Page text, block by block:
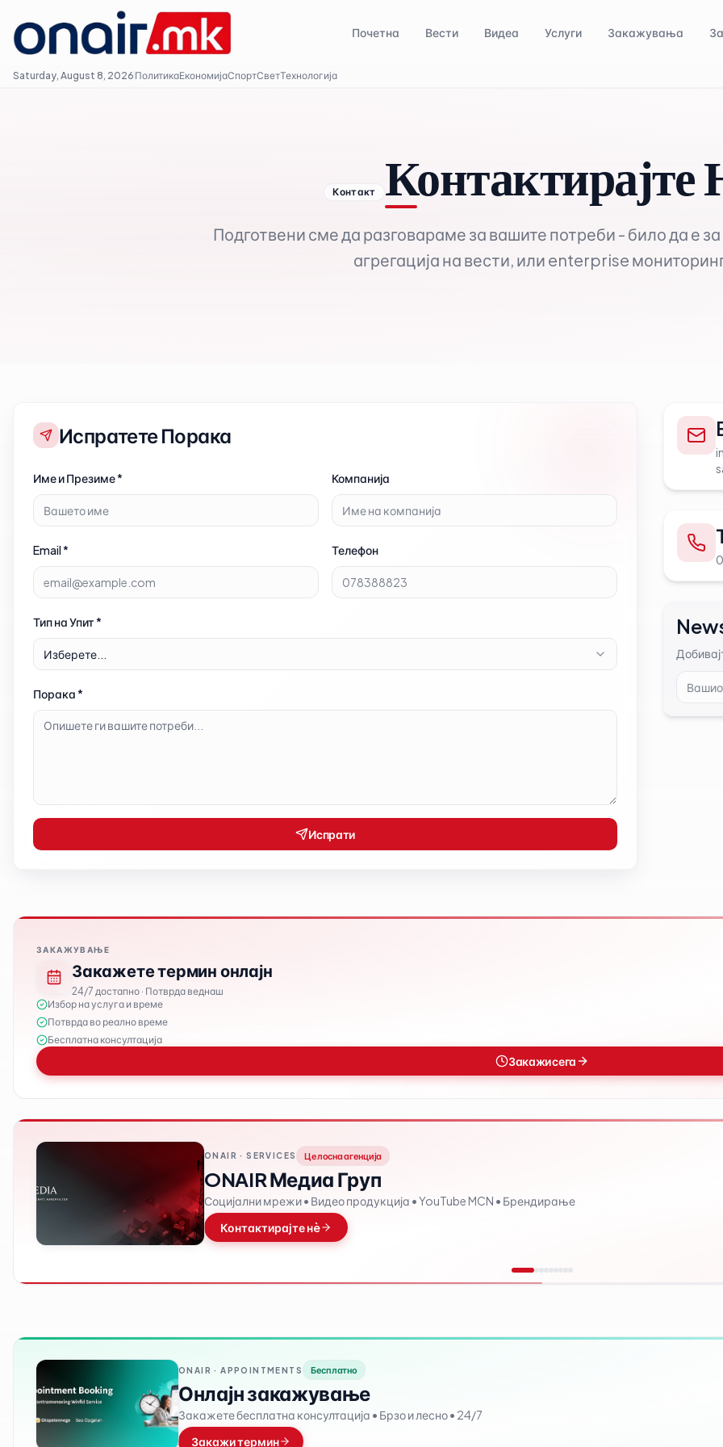
Почетна Вести Видеа Услуги Закажувања
Saturday, August 8, 2026 ПолитикаЕкономијаСпортСветТехнологија
Контакт Контактирајте
Подготвени сме да разговараме за вашите потреби - било да е
агрегација на вести, или enterprise
Испратете Порака
Име и Презиме* Компанија
Email * Телефон
Тип на Упит*
Изберете...
Порака*
Испрати
ЗАКАЖУВАЊЕ
Закажете термин онлајн
24/7 достапно · Потврда веднаш
Избор на услуга и време
Потврда во реално време
Бесплатна консултација
Закажи сега
ONAIR · SERVICES Целосна агенција
ONAIR Медиа Груп
Социјални мрежи • Видео продукција • YouTube MCN • Брендирање
Контактирајте нè
ONAIR ·APPOINTMENTS Бесплатно
Онлајн закажување
Закажете бесплатна консултација • Брзо и лесно • 24/7
Закажи термин